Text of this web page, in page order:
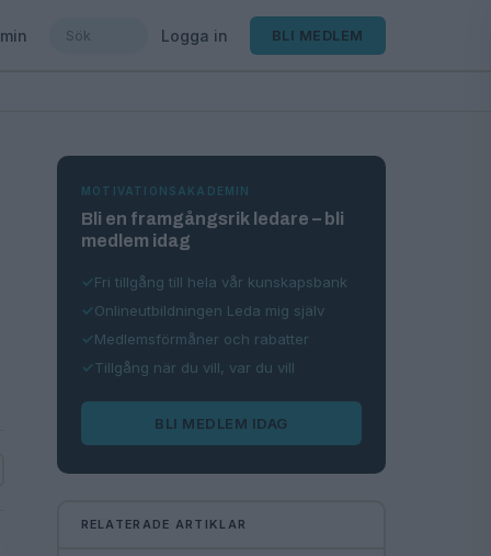
Logga in BLI MEDLEM
MOTIVATIONSAKADEMIN
Bli en framgångsrik ledare – bli
medlem idag
Fri tillgång till hela vår kunskapsbank
Onlineutbildningen Leda mig själv
Medlemsförmåner och rabatter
Tillgång när du vill, var du vill
BLI MEDLEM IDAG
RELATERADE ARTIKLAR